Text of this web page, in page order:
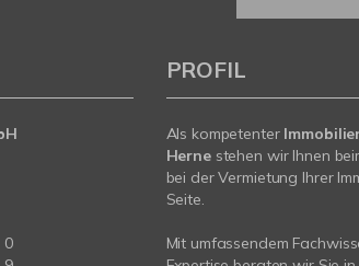
0
PROFIL
Als kompetenter
Hernestehen wir Ihnen
bei der Vermietung Ihrer
Seite.
Mit umfassendem